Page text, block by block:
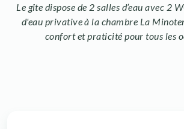
Le gîte dispose de 2 salles d’eau avec 2
d'eau privative à la chambre La
confort et praticité pour tous les